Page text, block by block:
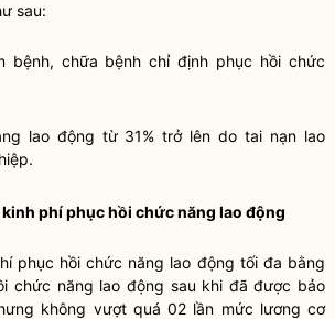
sau:
bệnh, chữa bệnh chỉ định phục hồi chức
lao động từ 31% trở lên do tai nạn lao
phí phục hồi chức năng lao động
phục hồi chức năng lao động tối đa bằng
chức năng lao động sau khi đã được bảo
không vượt quá 02 lần mức lương cơ